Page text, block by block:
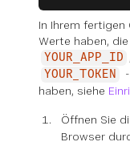
In Ihrem
Werte haben,
YOUR_APP_ID
YOUR_TOKEN
haben, siehe
Öffnen Sie
Browser